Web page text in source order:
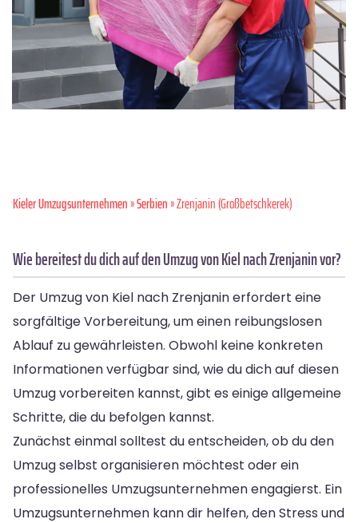
Kieler Umzugsunternehmen»Serbien» Zrenjanin (Großbetschkerek)
Wie bereitest du dich auf den Umzug von Kiel nach Zrenjanin vor?
Der Umzug von Kiel nach Zrenjanin erfordert eine
sorgfältige Vorbereitung, um einen reibungslosen
Ablauf zu gewährleisten. Obwohl keine konkreten
Informationen verfügbar sind, wie du dich auf diesen
Umzug vorbereiten kannst, gibt es einige allgemeine
Schritte, die du befolgen kannst.
Zunächst einmal solltest du entscheiden, ob du den
Umzug selbst organisieren möchtest oder ein
professionelles Umzugsunternehmen engagierst. Ein
Umzugsunternehmen kann dir helfen, den Stress und